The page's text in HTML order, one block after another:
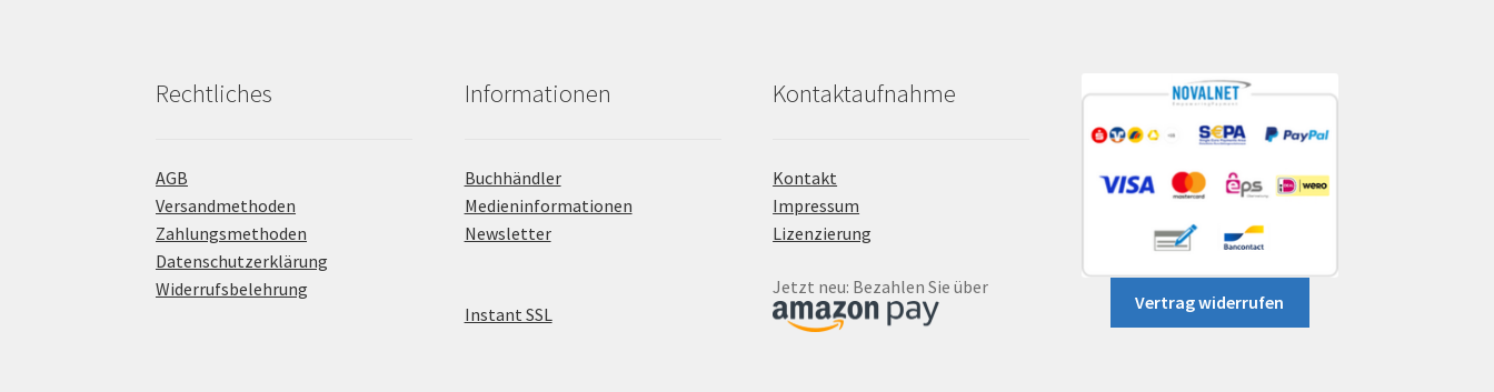
Rechtliches
AGB
Versandmethoden
Zahlungsmethoden
Datenschutzerklärung
Widerrufsbelehrung
Informationen
Buchhändler
Medieninformationen
Newsletter
Instant SSL
Kontaktaufnahme
Kontakt
Impressum
Lizenzierung
Jetzt neu: Bezahlen Sie über
Vertrag widerrufen